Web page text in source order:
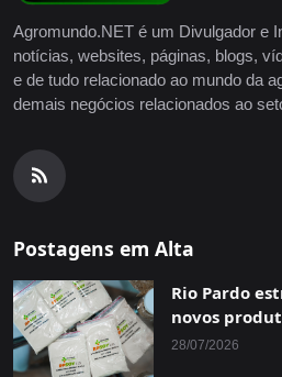
Agromundo.NET é um Divulgador e
notícias, websites, páginas, blogs,
e de tudo relacionado ao mundo da
demais negócios relacionados ao
Postagens em Alta
Rio Pardo
novos
28/07/2026